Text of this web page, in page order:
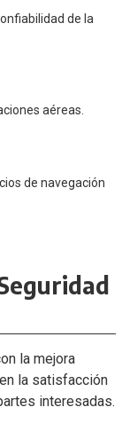
de la
aéreas.
de navegación
la mejora
la satisfacción
interesadas.